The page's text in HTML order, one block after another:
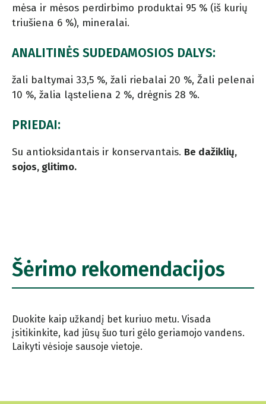
mėsa ir mėsos perdirbimo produktai 95 % (iš kurių
triušiena 6 %), mineralai.
ANALITINĖS SUDEDAMOSIOS DALYS:
žali baltymai 33,5 %, žali riebalai 20 %, Žali pelenai
10 %, žalia ląsteliena 2 %, drėgnis 28 %.
PRIEDAI:
Su antioksidantais ir konservantais. Be dažiklių,
sojos, glitimo.
Šėrimo rekomendacijos
Duokite kaip užkandį bet kuriuo metu. Visada
įsitikinkite, kad jūsų šuo turi gėlo geriamojo vandens.
Laikyti vėsioje sausoje vietoje.